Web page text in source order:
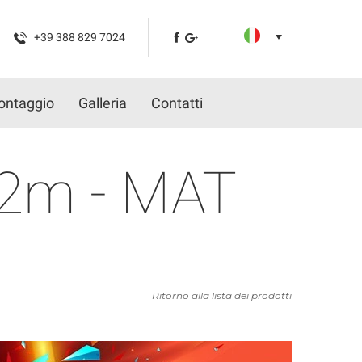
+39 388 829 7024
Galleria Contatti
- MAT
Ritorno alla lista dei prodotti